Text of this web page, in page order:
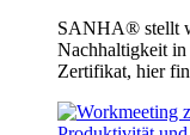
SANHA® stellt
Nachhaltigkeit
Zertifikat, hier